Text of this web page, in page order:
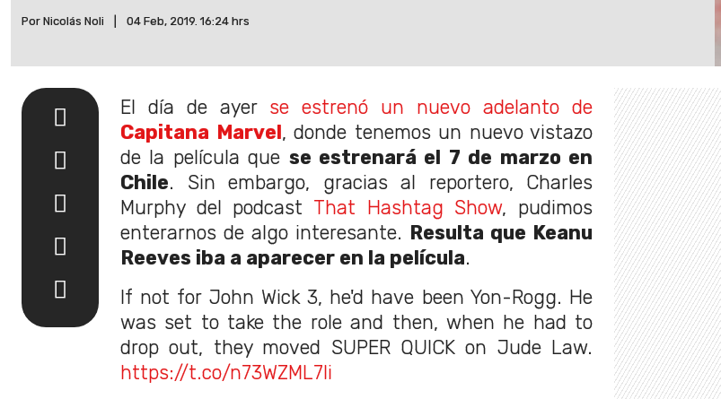
Por Nicolás Noli 04 Feb, 2019. 16:24 hrs
El día de ayer se estrenó un nuevo adelanto de
Capitana Marvel, donde tenemos un nuevo vistazo
de la película que se estrenará el 7 de marzo en
Chile. Sin embargo, gracias al reportero, Charles
Murphy del podcast That Hashtag Show, pudimos
enterarnos de algo interesante. Resulta que Keanu
Reeves iba a aparecer en la película.
If not for John Wick 3, he'd have been Yon-Rogg. He
was set to take the role and then, when he had to
drop out, they moved SUPER QUICK on Jude Law.
https://t.co/n73WZML7li